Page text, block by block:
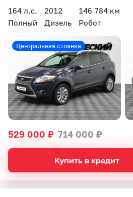
164 л.с.
2012
146 784 км
Полный
Дизель Робот
529 000 ₽ 714 000 ₽
Центральная стоянка
Купить в кредит